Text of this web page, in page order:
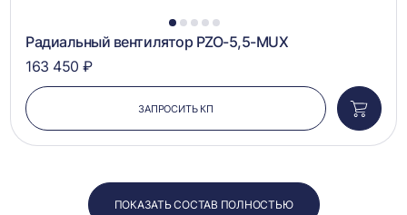
1 2 3 4 5
Радиальный вентилятор PZO-5,5-MUX
163 450 ₽
ЗАПРОСИТЬ КП
в
ПОКАЗАТЬ СОСТАВ ПОЛНОСТЬЮ